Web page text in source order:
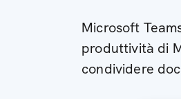
Microsoft
produttività di
condividere